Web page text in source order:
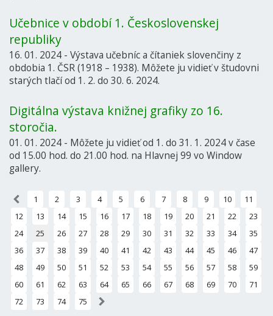
Učebnice v období 1. Československej
republiky
16. 01. 2024 - Výstava učebníc a čítaniek slovenčiny z
obdobia 1. ČSR (1918 – 1938). Môžete ju vidieť v študovni
starých tlačí od 1. 2. do 30. 6. 2024.
Digitálna výstava knižnej grafiky zo 16.
storočia.
01. 01. 2024 - Môžete ju vidieť od 1. do 31. 1. 2024 v čase
od 15.00 hod. do 21.00 hod. na Hlavnej 99 vo Window
gallery.
1 2 3 4 5 6 7 8 9 10
11
12
13 14 15 16 17 18 19 20 21 22
23
24
25 26 27 28 29 30 31 32 33 34
35
36
37 38 39 40 41 42 43 44 45 46
47
48
49 50 51 52 53 54 55 56 57 58
59
60
61 62 63 64 65 66 67 68 69 70
71
72
73 74 75